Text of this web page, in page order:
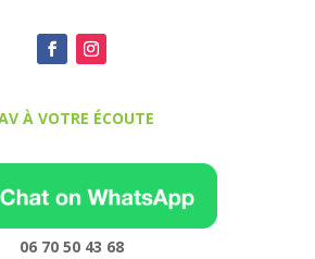
À VOTRE ÉCOUTE
06 70 50 43 68